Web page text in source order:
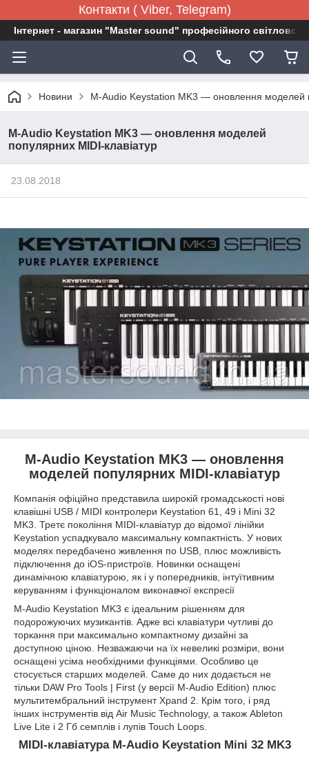
Контакти ( Viber, Telegram)
Інтернет - магазин "Master sound" професійного
Новини M-Audio Keystation MK3 — оновлення моделей
M-Audio Keystation MK3 — оновлення моделей
популярних MIDI-клавіатур
23.08.2018
M-Audio Keystation MK3 — оновлення
моделей популярних MIDI-клавіатур
Компанія офіційно представила широкій громадськості нові
клавішні USB / MIDI контролери Keystation 61, 49 і Mini 32
MK3. Третє покоління MIDI-клавіатур до відомої лінійки
Keystation успадкувало максимальну компактність. У нових
моделях передбачено живлення по USB, плюс можливість
підключення до iOS-пристроїв. Новинки оснащені
динамічною клавіатурою, як і у попередників, інтуїтивним
керуванням і функціоналом виконавчої експресії
M-Audio Keystation MK3 є ідеальним рішенням для
подорожуючих музикантів. Адже всі клавіатури чутливі до
торкання при максимально компактному дизайні за
доступною ціною. Незважаючи на їх невеликі розміри, вони
оснащені усіма необхідними функціями. Особливо це
стосується старших моделей. Саме до них додається не
тільки DAW Pro Tools | First (у версії M-Audio Edition) плюс
мультитембральний інструмент Xpand 2. Крім того, і ряд
інших інструментів від Air Music Technology, а також Ableton
Live Lite і 2 Гб семплів і лупів Touch Loops.
MIDI-клавіатура M-Audio Keystation Mini 32 MK3